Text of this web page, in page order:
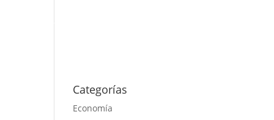
Categorías
Economía